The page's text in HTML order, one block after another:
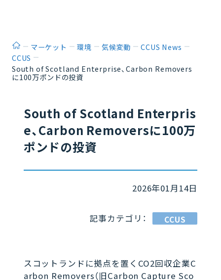
ホームマーケット 環境 気候変動
CCUS News
CCUS
South of Scotland Enterprise、Carbon Removers
に100万ポンドの投資
South of Scotland Enterpris
e、Carbon Removersに100万
ポンドの投資
2026年01月14日
記事カテゴリ： CCUS
スコットランドに拠点を置くCO2回収企業C
arbon Removers（旧Carbon Capture Sco